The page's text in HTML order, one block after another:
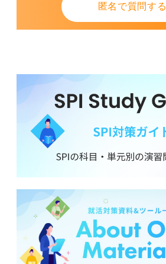
匿名で質問する